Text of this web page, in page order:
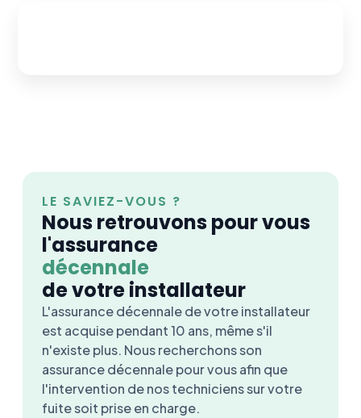
LE SAVIEZ-VOUS ?
Nous retrouvons pour vous
l'assurance
décennale
de votre installateur
L'assurance décennale de votre installateur
est acquise pendant 10 ans, même s'il
n'existe plus. Nous recherchons son
assurance décennale pour vous afin que
l'intervention de nos techniciens sur votre
fuite soit prise en charge.